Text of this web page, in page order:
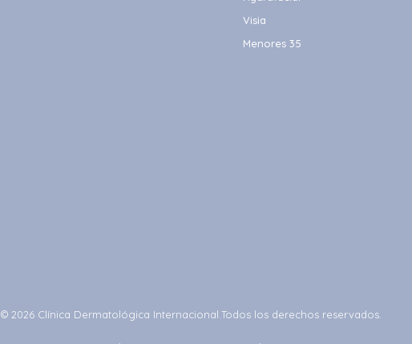
Visia
Menores 35
© 2026 Clínica Dermatológica Internacional. Todos los derechos reservados.